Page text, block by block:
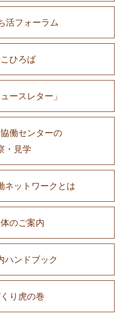
活フォーラム
ひろば
ースレター」
働センターの
・見学
ネットワークとは
のご案内
ハンドブック
り虎の巻